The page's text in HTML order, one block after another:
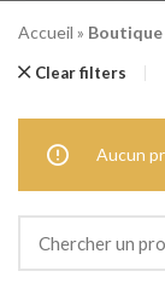
Accueil » Boutique
Clear filters
Aucun